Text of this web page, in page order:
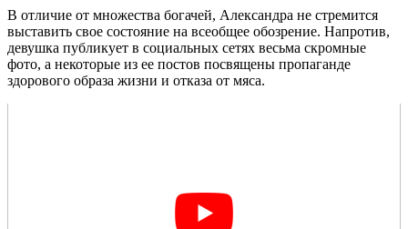
В отличие от множества богачей, Александра не стремится
выставить свое состояние на всеобщее обозрение. Напротив,
девушка публикует в социальных сетях весьма скромные
фото, а некоторые из ее постов посвящены пропаганде
здорового образа жизни и отказа от мяса.